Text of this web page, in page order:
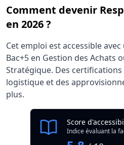
Comment devenir
en 2026 ?
Cet emploi est accessible
Bac+5 en Gestion des Achats
Stratégique. Des
logistique et des
plus.
Score
Indice évaluant la